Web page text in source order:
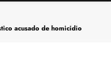
acusado de homicidio